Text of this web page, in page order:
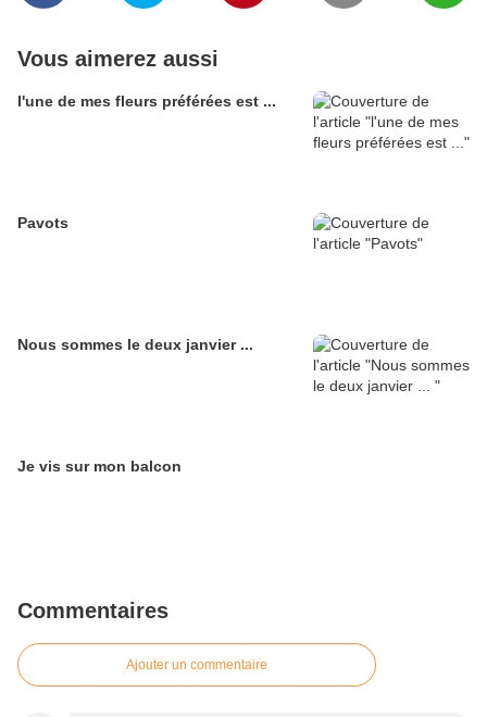
Vous aimerez aussi
l'une de mes fleurs préférées est ...
Pavots
Nous sommes le deux janvier ...
Je vis sur mon balcon
Commentaires
Ajouter un commentaire